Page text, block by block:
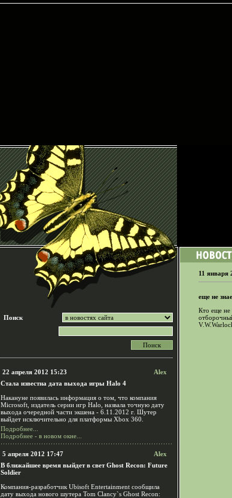
Поиск
22 апреля 2012 15:23
Alex
Стала известна дата выхода игры Halo 4
Накануне появилась информация о том, что компания
Microsoft, издатель серии игр Halo, назвала точную дату
выхода очередной части экшена - 6.11.2012 г. Шутер
выйдет исключительно для платформы Xbox 360.
Подробнее...
Подробнее - в новом окне...
5 апреля 2012 17:47
Alex
В ближайшее время выйдет в свет Ghost Recon: Future
Soldier
Компания-разработчик Ubisoft Entertainment сообщила
дату выхода нового шутера Tom Clancy`s Ghost Recon:
11 января
еще не
Кто еще не